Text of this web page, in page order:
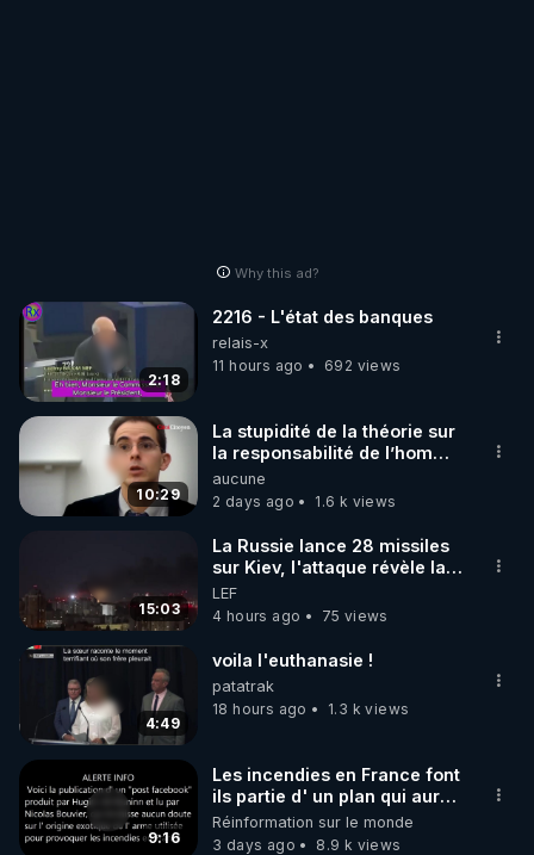
Why this ad?
2:18
2216 - L'état des banques
relais-x
11 hours ago
692 views
10:29
La stupidité de la théorie sur
la responsabilité de l’homme
concernant le dioxyde de
carbone.
aucune
2 days ago
1.6 k views
15:03
La Russie lance 28 missiles
sur Kiev, l'attaque révèle la
faiblesse de Kiev
LEF
4 hours ago
75 views
4:49
voila l'euthanasie !
patatrak
18 hours ago
1.3 k views
9:16
Les incendies en France font
ils partie d' un plan qui aurait
débuté le 11 septembre 2001
?
Réinformation sur le monde
3 days ago
8.9 k views